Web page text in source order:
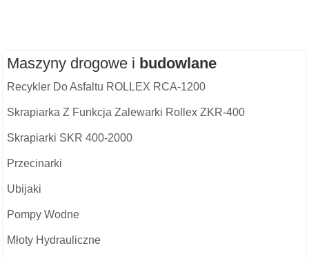
Maszyny drogowe i budowlane
Recykler Do Asfaltu ROLLEX RCA-1200
Skrapiarka Z Funkcja Zalewarki Rollex ZKR-400
Skrapiarki SKR 400-2000
Przecinarki
Ubijaki
Pompy Wodne
Młoty Hydrauliczne